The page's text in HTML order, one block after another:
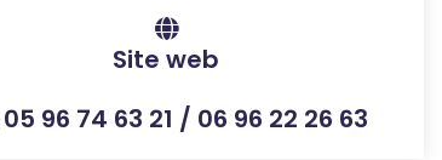
Site web
05 96 74 63 21 / 06 96 22 26 63